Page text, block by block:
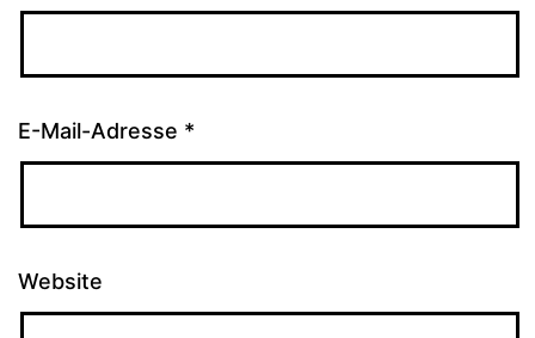
E-Mail-Adresse *
Website